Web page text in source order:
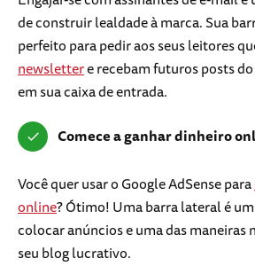
de construir lealdade à marca. Sua
perfeito para pedir aos seus leitores
newslettere recebam futuros posts
em sua caixa de entrada.
Comece a ganhar dinheiro
Você quer usar o Google AdSense para
online? Ótimo! Uma barra lateral é
colocar anúncios e uma das maneiras
seu blog lucrativo.